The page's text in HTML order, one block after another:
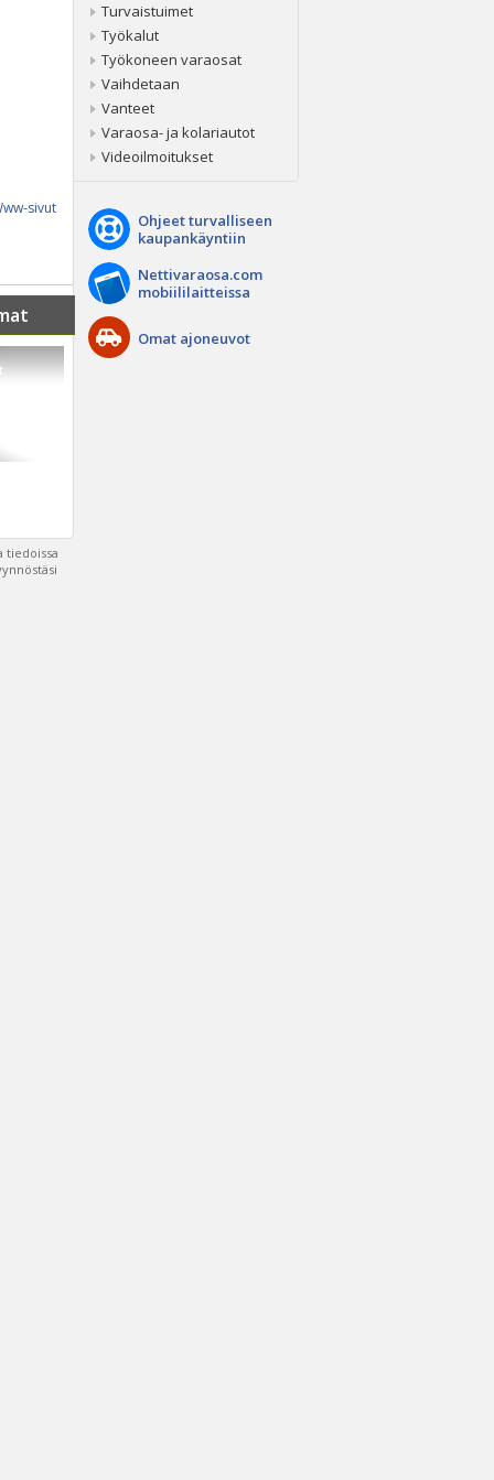
sivut
tiedoissa
Turvaistuimet
Työkalut
Työkoneen varaosat
Vaihdetaan
Vanteet
Varaosa- ja kolariautot
Videoilmoitukset
Ohjeet turvalliseen
kaupankäyntiin
Nettivaraosa.com
mobiililaitteissa
Omat ajoneuvot